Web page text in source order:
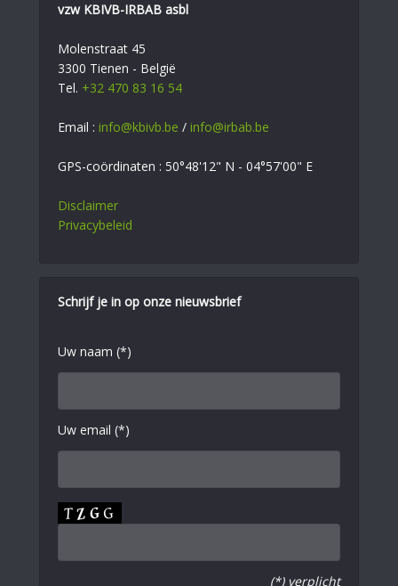
vzw KBIVB-IRBAB asbl
Molenstraat 45
3300 Tienen - België
Tel. +32 470 83 16 54
Email : info@kbivb.be / info@irbab.be
GPS-coördinaten : 50°48'12" N - 04°57'00" E
Disclaimer
Privacybeleid
Schrijf je in op onze nieuwsbrief
Uw naam (*)
Uw email (*)
(*) verplicht